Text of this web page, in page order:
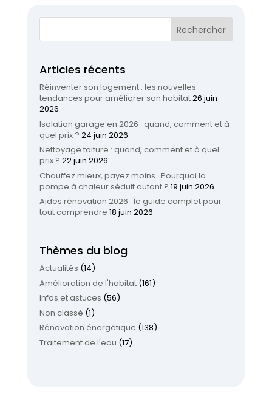
Articles récents
Réinventer son logement : les nouvelles
tendances pour améliorer son habitat26 juin
2026
Isolation garage en 2026 : quand, comment et à
quel prix ? 24 juin 2026
Nettoyage toiture : quand, comment et à quel
prix ? 22 juin 2026
Chauffez mieux, payez moins : Pourquoi la
pompe à chaleur séduit autant ? 19 juin 2026
Aides rénovation 2026 : le guide complet pour
tout comprendre 18 juin 2026
Thèmes du blog
Actualités (14)
Amélioration de l'habitat(161)
Infos et astuces (56)
Non classé (1)
Rénovation énergétique (138)
Traitement de l'eau (17)